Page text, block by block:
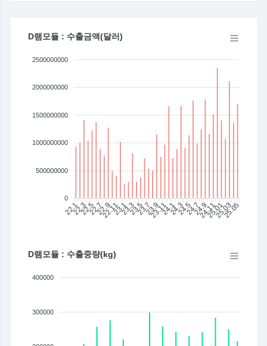
D램모듈 : 수출금액(달러)
2500000000
2000000000
1500000000
1000000000
500000000
0
22.122.322.522.722.9
22.1123.123.323.523.723.9
23.1124.124.324.524.724.9
24.11
25.01
25.03
25.05
D램모듈 : 수출중량(kg)
400000
300000